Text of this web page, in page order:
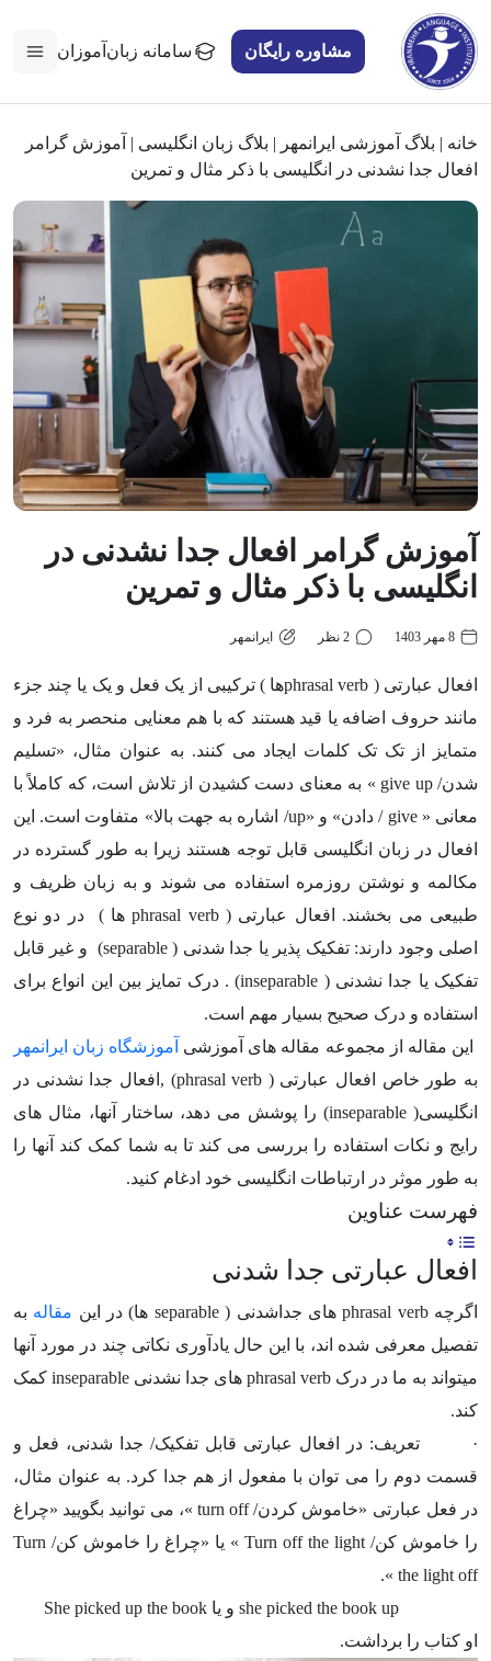
مشاوره رایگان سامانه زبان‌آموزان
خانه | بلاگ آموزشی ایرانمهر | بلاگ زبان انگلیسی | آموزش گرامر
افعال جدا نشدنی در انگلیسی با ذکر مثال و تمرین
آموزش گرامر افعال جدا نشدنی در
انگلیسی با ذکر مثال و تمرین
8 مهر 1403 2 نظر ایرانمهر
افعال عبارتی ( phrasal verbها ) ترکیبی از یک فعل و یک یا چند جزء
مانند حروف اضافه یا قید هستند که با هم معنایی منحصر به فرد و
متمایز از تک تک کلمات ایجاد می کنند. به عنوان مثال، «تسلیم
شدن/give up » به معنای دست کشیدن از تلاش است، که کاملاً با
معانی « give / دادن» و «up/ اشاره به جهت بالا» متفاوت است. این
افعال در زبان انگلیسی قابل توجه هستند زیرا به طور گسترده در
مکالمه و نوشتن روزمره استفاده می شوند و به زبان ظریف و
طبیعی می بخشند. افعال عبارتی (phrasal verbها ) در دو نوع
اصلی وجود دارند: تفکیک پذیر یا جدا شدنی (separable) و غیر قابل
تفکیک یا جدا نشدنی ( inseparable) . درک تمایز بین این انواع برای
استفاده و درک صحیح بسیار مهم است.
این مقاله از مجموعه مقاله های آموزشی آموزشگاه زبان ایرانمهر
به طور خاص افعال عبارتی ( phrasal verb) ,افعال جدا نشدنی در
انگلیسی( inseparable) را پوشش می دهد، ساختار آنها، مثال های
رایج و نکات استفاده را بررسی می کند تا به شما کمک کند آنها را
به طور موثر در ارتباطات انگلیسی خود ادغام کنید.
فهرست عناوین
افعال عبارتی جدا شدنی
اگرچهphrasal verbهای جداشدنی (separable ها) در این مقاله به
تفصیل معرفی شده اند، با این حال یادآوری نکاتی چند در مورد آنها
میتواند به ما در درک phrasal verb های جدا نشدنی inseparable کمک
کند.
· تعریف: در افعال عبارتی قابل تفکیک/ جدا شدنی، فعل و
قسمت دوم را می توان با مفعول از هم جدا کرد. به عنوان مثال،
در فعل عبارتی «خاموش کردن/turn off »، می توانید بگویید «چراغ
را خاموش کن/ Turn off the light » یا «چراغ را خاموش کن/ Turn
the light off
».
She picked up the book
و یا she picked the book up
او کتاب را برداشت.